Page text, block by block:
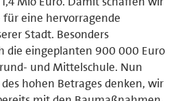
eine hervorragende
Stadt. Besonders
die eingeplanten 900 000 Euro
und Mittelschule. Nun
hohen Betrages denken, wir